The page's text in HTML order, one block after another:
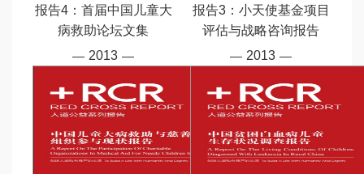
报告4：首届中国儿童大
病救助论坛文集
2013
报告3：小天使基金项目
评估与战略咨询报告
2013